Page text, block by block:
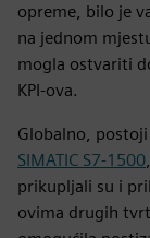
opreme, bilo je
na jednom
mogla ostvariti
KPI-ova.
Globalno,
SIMATIC S7-1500
prikupljali su i
ovima drugih